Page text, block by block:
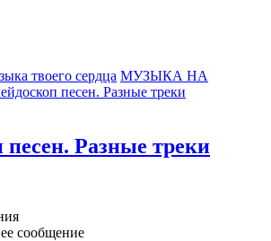
твоего сердца МУЗЫКА НА
песен. Разные треки
песен. Разные треки
сообщение